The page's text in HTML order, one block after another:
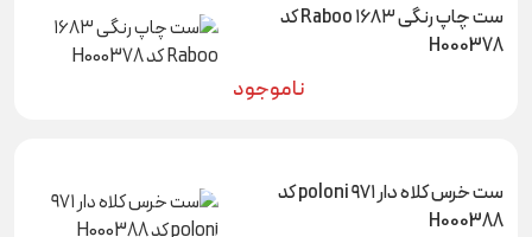
ست چاپ رنگی ۱۶۸۳ Raboo کد
H000378
ناموجود
ست خرس کلاه دار ۹۷۱ poloni کد
H000388